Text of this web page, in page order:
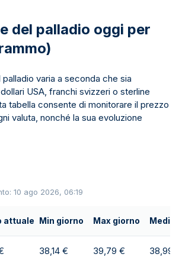
del palladio oggi per
varia a seconda che sia
USA, franchi svizzeri o sterline
tabella consente di monitorare il prezzo
valuta, nonché la sua evoluzione
10 ago 2026, 06:19
attuale Min giorno Max giorno Media
38,14 € 39,79 € 38,99 €